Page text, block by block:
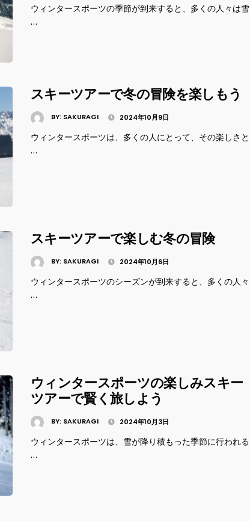
ウィンタースポーツの季節が到来すると、多くの人々は雪
…
スキーツアーで冬の冒険を楽しもう
BY: SAKURAGI 2024年10月9日
ウィンタースポーツは、多くの人にとって、その楽しさと
…
スキーツアーで楽しむ冬の冒険
BY: SAKURAGI 2024年10月6日
ウィンタースポーツのシーズンが到来すると、多くの人々
…
ウィンタースポーツの楽しみスキー
ツアーで賢く旅しよう
BY: SAKURAGI 2024年10月3日
ウィンタースポーツは、雪が降り積もった季節に行われる
…